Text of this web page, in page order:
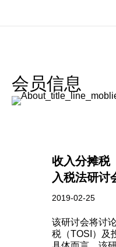
会员信息
收入分摊税
入税法研讨
2019-02-25
该研讨会将讨
税（TOSI）及